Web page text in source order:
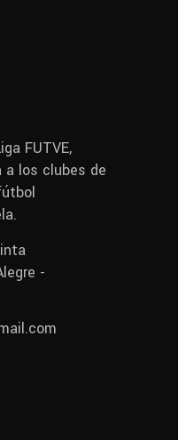
FUTVE,
los clubes de
-